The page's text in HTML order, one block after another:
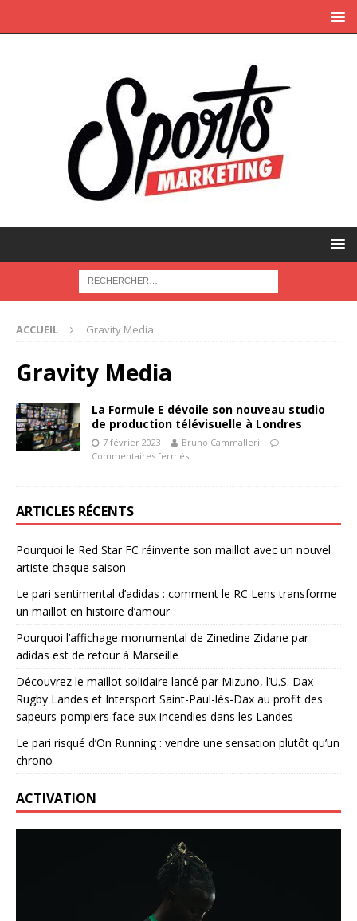
ACCUEIL Gravity Media
Gravity Media
La Formule E dévoile son nouveau studio
de production télévisuelle à Londres
7 février 2023
Bruno Cammalleri
Commentaires fermés
ARTICLES RÉCENTS
Pourquoi le Red Star FC réinvente son maillot avec un nouvel
artiste chaque saison
Le pari sentimental d’adidas : comment le RC Lens transforme
un maillot en histoire d’amour
Pourquoi l’affichage monumental de Zinedine Zidane par
adidas est de retour à Marseille
Découvrez le maillot solidaire lancé par Mizuno, l’U.S. Dax
Rugby Landes et Intersport Saint-Paul-lès-Dax au profit des
sapeurs-pompiers face aux incendies dans les Landes
Le pari risqué d’On Running : vendre une sensation plutôt qu’un
chrono
ACTIVATION